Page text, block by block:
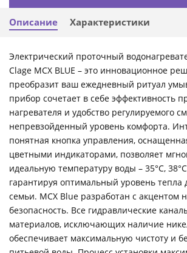
Описание Характеристики
Электрический проточный
Clage MCX BLUE – это инновационное
преобразит ваш ежедневный ритуал
прибор сочетает в себе эффективность
нагревателя и удобство регулируемого
непревзойденный уровень комфорта.
понятная кнопка управления,
цветными индикаторами, позволяет
идеальную температуру воды – 35°C,
гарантируя оптимальный уровень тепла
семьи. MCX Blue разработан с акцентом
безопасность. Все гидравлические
материалов, исключающих наличие
обеспечивает максимальную чистоту и